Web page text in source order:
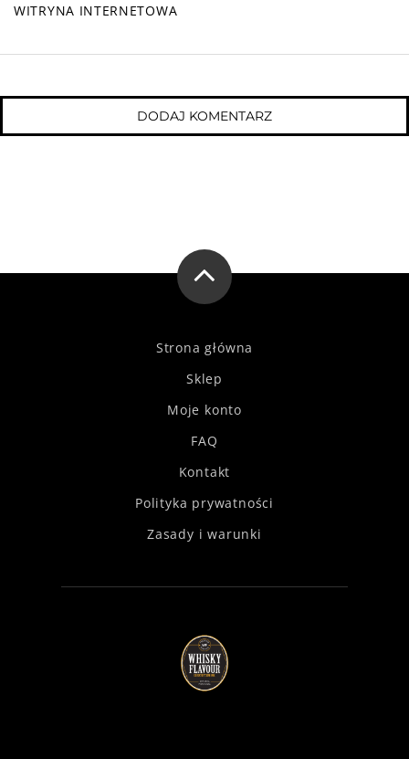
WITRYNA INTERNETOWA
Strona główna
Sklep
Moje konto
FAQ
Kontakt
Polityka prywatności
Zasady i warunki